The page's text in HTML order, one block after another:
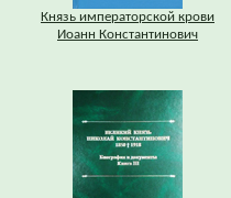
Князь императорской крови
Иоанн Константинович